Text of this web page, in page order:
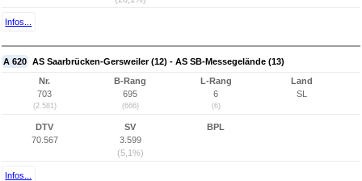
Infos...
A 620 AS Saarbrücken-Gersweiler (12) - AS SB-Messegelände (13)
Nr.
703
(2.581)
B-Rang
695
(666)
L-Rang
6
(6)
Land
SL
DTV
70.567
SV
3.599
(5,1%)
BPL
Infos...